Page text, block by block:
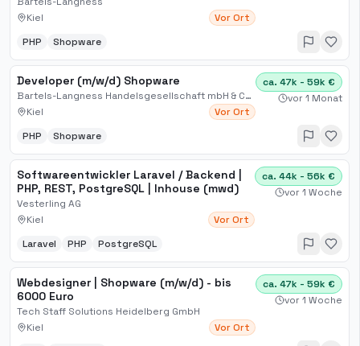
Kiel
Vor Ort
PHP Shopware
Developer (m/w/d) Shopware
Bartels-Langness Handelsgesellschaft mbH & Co. KG
Kiel
Vor Ort
ca. 47k - 59k €
vor 1 Monat
PHP Shopware
Softwareentwickler Laravel / Backend |
PHP, REST, PostgreSQL | Inhouse (mwd)
Vesterling AG
Kiel
Vor Ort
ca. 44k - 56k €
vor 1 Woche
Laravel PHP PostgreSQL
Webdesigner | Shopware (m/w/d) - bis
6000 Euro
Tech Staff Solutions Heidelberg GmbH
Kiel
Vor Ort
ca. 47k - 59k €
vor 1 Woche